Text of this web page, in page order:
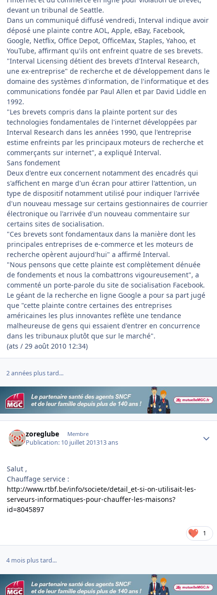
devant un tribunal de Seattle.
Dans un communiqué diffusé vendredi, Interval indique avoir
déposé une plainte contre AOL, Apple, eBay, Facebook,
Google, Netflix, Office Depot, OfficeMax, Staples, Yahoo, et
YouTube, affirmant qu'ils ont enfreint quatre de ses brevets.
"Interval Licensing détient des brevets d'Interval Research,
une ex-entreprise" de recherche et de développement dans le
domaine des systèmes d'information, de l'informatique et des
communications fondée par Paul Allen et par David Liddle en
1992.
"Les brevets compris dans la plainte portent sur des
technologies fondamentales de l'internet développées par
Interval Research dans les années 1990, que l'entreprise
estime enfreints par les principaux moteurs de recherche et
commerçants sur internet", a expliqué Interval.
Sans fondement
Deux d'entre eux concernent notamment des encadrés qui
s'affichent en marge d'un écran pour attirer l'attention, un
type de dispositif notamment utilisé pour indiquer l'arrivée
d'un nouveau message sur certains gestionnaires de courrier
électronique ou l'arrivée d'un nouveau commentaire sur
certains sites de socialisation.
"Ces brevets sont fondamentaux dans la manière dont les
principales entreprises de e-commerce et les moteurs de
recherche opèrent aujourd'hui" a affirmé Interval.
"Nous pensons que cette plainte est complètement dénuée
de fondements et nous la combattrons vigoureusement", a
commenté un porte-parole du site de socialisation Facebook.
Le géant de la recherche en ligne Google a pour sa part jugé
que "cette plainte contre certaines des entreprises
américaines les plus innovantes reflète une tendance
malheureuse de gens qui essaient d'entrer en concurrence
dans les tribunaux plutôt que sur le marché".
(ats / 29 août 2010 12:34)
2 années plus tard...
zoreglube Membre
Publication: 10 juillet 201313 ans
Salut ,
Chauffage service :
http://www.rtbf.be/info/societe/detail_et-si-on-utilisait-les-
serveurs-informatiques-pour-chauffer-les-maisons?
id=8045897
1
4 mois plus tard...